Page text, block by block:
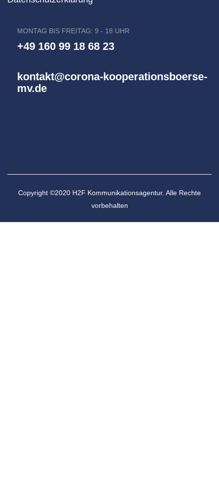
MONTAG BIS FREITAG: 9 - 18 UHR
+49 160 99 18 68 23
kontakt@corona-kooperationsboerse-
mv.de
Copyright ©2020 H2F Kommunikationsagentur. Alle Rechte
vorbehalten